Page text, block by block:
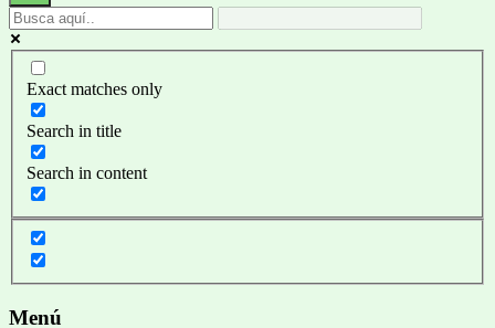
Exact matches only
Search in title
Search in content
Menú